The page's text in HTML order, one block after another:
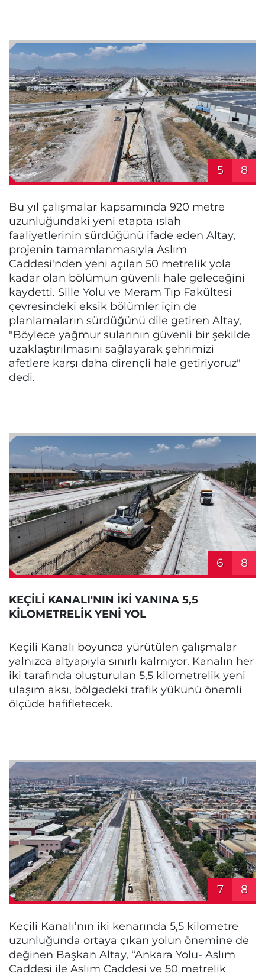
5 8
Bu yıl çalışmalar kapsamında 920 metre
uzunluğundaki yeni etapta ıslah
faaliyetlerinin sürdüğünü ifade eden Altay,
projenin tamamlanmasıyla Aslım
Caddesi'nden yeni açılan 50 metrelik yola
kadar olan bölümün güvenli hale geleceğini
kaydetti. Sille Yolu ve Meram Tıp Fakültesi
çevresindeki eksik bölümler için de
planlamaların sürdüğünü dile getiren Altay,
"Böylece yağmur sularının güvenli bir şekilde
uzaklaştırılmasını sağlayarak şehrimizi
afetlere karşı daha dirençli hale getiriyoruz"
dedi.
6 8
KEÇİLİ KANALI'NIN İKİ YANINA 5,5
KİLOMETRELİK YENİ YOL
Keçili Kanalı boyunca yürütülen çalışmalar
yalnızca altyapıyla sınırlı kalmıyor. Kanalın her
iki tarafında oluşturulan 5,5 kilometrelik yeni
ulaşım aksı, bölgedeki trafik yükünü önemli
ölçüde hafifletecek.
7 8
Keçili Kanalı’nın iki kenarında 5,5 kilometre
uzunluğunda ortaya çıkan yolun önemine de
değinen Başkan Altay, “Ankara Yolu- Aslım
Caddesi ile Aslım Caddesi ve 50 metrelik